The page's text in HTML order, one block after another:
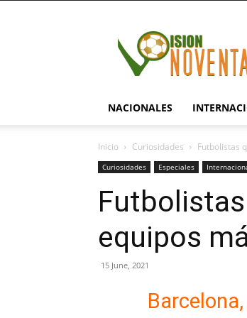
NACIONALES
Inicio Curiosidades Futbolistas
Curiosidades Especiales
equipos
15 June, 2021